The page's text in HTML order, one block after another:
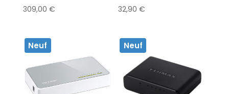
309,00 € 32,90€
Neuf Neuf